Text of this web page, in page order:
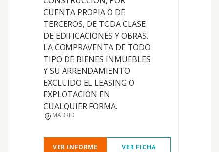
CUENTA PROPIA O DE
TERCEROS, DE TODA CLASE
DE EDIFICACIONES Y OBRAS.
LA COMPRAVENTA DE TODO
TIPO DE BIENES INMUEBLES
Y SU ARRENDAMIENTO
EXCLUIDO EL LEASING O
EXPLOTACION EN
CUALQUIER FORMA.
MADRID
VER INFORME VER FICHA